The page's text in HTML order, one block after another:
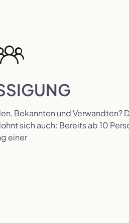
Bekannten und Verwandten?
sich auch: Bereits ab 10
einer